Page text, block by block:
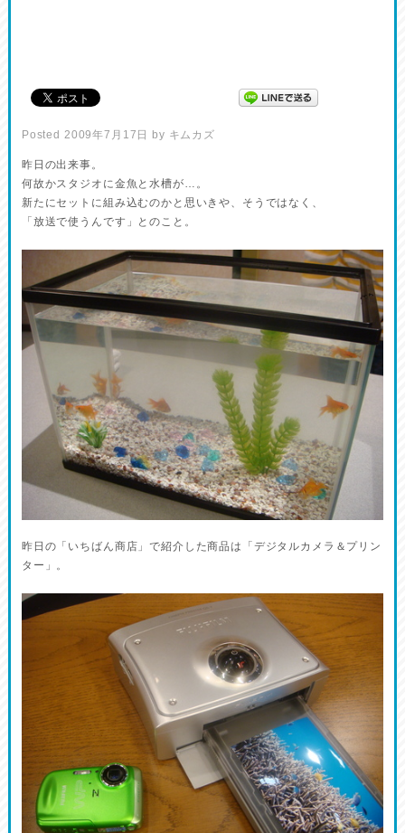
Posted 2009年7月17日 by キムカズ
昨日の出来事。
何故かスタジオに金魚と水槽が…。
新たにセットに組み込むのかと思いきや、そうではなく、
「放送で使うんです」とのこと。
昨日の「いちばん商店」で紹介した商品は「デジタルカメラ＆プリン
ター」。